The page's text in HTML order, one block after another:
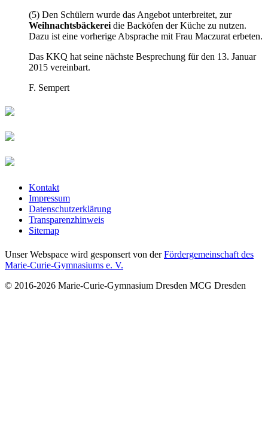
(5) Den Schülern wurde das Angebot unterbreitet, zur
Weihnachtsbäckerei die Backöfen der Küche zu nutzen.
Dazu ist eine vorherige Absprache mit Frau Maczurat erbeten.
Das KKQ hat seine nächste Besprechung für den 13. Januar
2015 vereinbart.
F. Sempert
Kontakt
Impressum
Datenschutzerklärung
Transparenzhinweis
Sitemap
Unser Webspace wird gesponsert von derFördergemeinschaft des
Marie-Curie-Gymnasiums e. V.
© 2016-2026 Marie-Curie-Gymnasium Dresden MCG Dresden